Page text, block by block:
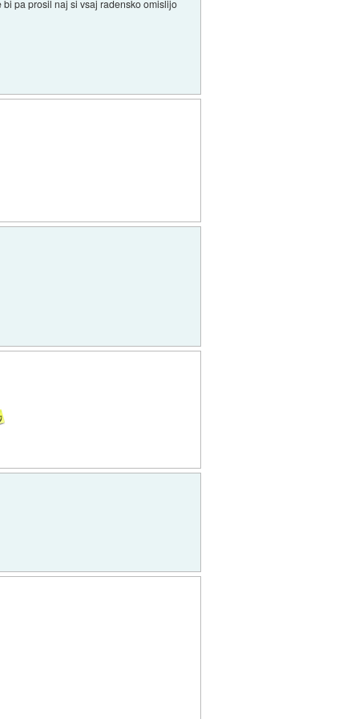
pa prosil naj si vsaj radensko omislijo